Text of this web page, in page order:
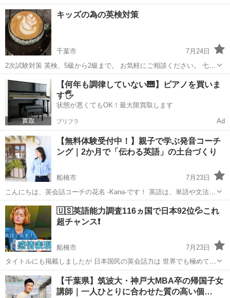
人では練習が練習が 難しいとのお声が多いことから、 一次は合格しま
したとご連絡、ご相談をされています！ まずはお問い合わせだけでも
頂ければと思います...
千葉 銚子市 英検 マンツーマン
キッズの為の英検対策
千葉市
7月24日
2次試験対策 英検、5級から2級まで。 お気軽にご相談ください。 七月
八月 夏期講習！ お試し！数回。短期でも受付中 対象 女性 学生
様 お子様
千葉 千葉市 英検
【何年も調律していない🎹】ピアノを買いま
す🖐️
状態が悪くてもOK！最大限買取します
プリフラ Ad
【無料体験受付中！】親子で学ぶ発音コーチ
ング｜2か月で「伝わる英語」の土台づくり
船橋市
7月23日
こんにちは、英会話コーチの花名 -Kana-です！ 英語は、単語や文法だ
けでは話せるようになりません。 実は、「発音」が身につくと… ✨
英語が聞き取りやすくなる ✨ 英語を読む力が育つ ✨ 自...
千葉 船橋市 英語
🇺🇸英語能力調査116ヵ国で日本92位💦これ
超チャンス❗️
船橋市
7月23日
タイトルにも掲載しましたが 日本国民の英会話力は 世界でも極めて低
いです🔥 ちなみに 日本の前後の順位は 🇦🇫アフガニスタン🇦🇫 🇭🇹
ハイチ🇭🇹など 治安が極めて悪い国と 同じレベルと言う...
千葉 船橋市 英会話 レッスン
【千葉県】筑波大・神戸大MBA卒の帰国子女
講師｜一人ひとりに合わせた質の高い個…